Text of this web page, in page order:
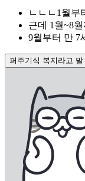
ㄴㄴㄴ1월부
근데 1월~8
9월부터 만 7
퍼주기식 복지라고